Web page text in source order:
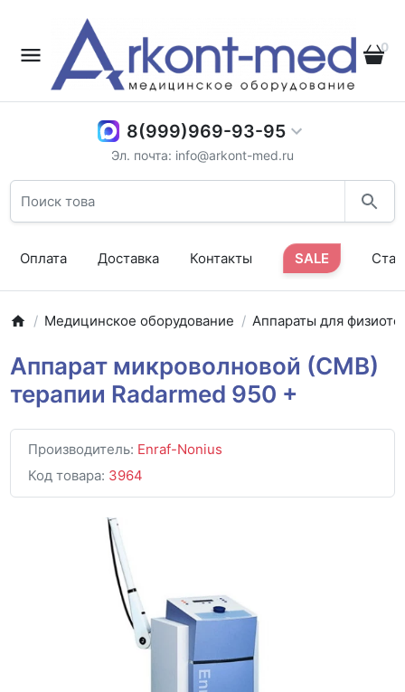
0
8(999)969-93-95
Эл. почта: info@arkont-med.ru
Оплата Доставка Контакты SALE
Медицинское оборудование Аппараты для
Аппарат микроволновой (СМВ)
терапии Radarmed 950 +
Производитель: Enraf-Nonius
Код товара: 3964